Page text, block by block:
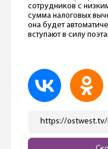
сотрудников с
сумма налоговых
она будет
вступают в силу